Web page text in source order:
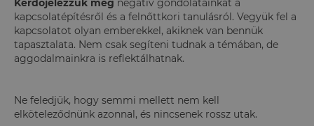
Kérdőjelezzük meg negatív gondolatainkat a
kapcsolatépítésről és a felnőttkori tanulásról. Vegyük fel a
kapcsolatot olyan emberekkel, akiknek van bennük
tapasztalata. Nem csak segíteni tudnak a témában, de
aggodalmainkra is reflektálhatnak.
Ne feledjük, hogy semmi mellett nem kell
elköteleződnünk azonnal, és nincsenek rossz utak.